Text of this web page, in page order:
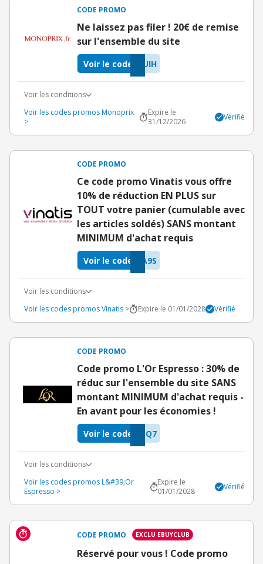
CODE PROMO
Ne laissez pas filer ! 20€ de remise
sur l'ensemble du site
UIH
Voir le code
Voir les conditions
Voir les codes promos Monoprix
>
Expire le
31/12/2026
Vérifié
CODE PROMO
Ce code promo Vinatis vous offre
10% de réduction EN PLUS sur
TOUT votre panier (cumulable avec
les articles soldés) SANS montant
MINIMUM d'achat requis
A9S
Voir le code
Voir les conditions
Voir les codes promos Vinatis >
Expire le 01/01/2028 Vérifié
CODE PROMO
Code promo L'Or Espresso : 30% de
réduc sur l'ensemble du site SANS
montant MINIMUM d'achat requis -
En avant pour les économies !
OQ7
Voir le code
Voir les conditions
Voir les codes promos L&#39;Or
Espresso >
Expire le
01/01/2028
Vérifié
CODE PROMO EXCLU EBUYCLUB
Réservé pour vous ! Code promo